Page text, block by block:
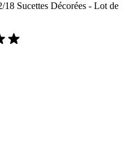
Sucettes Décorées - Lot de